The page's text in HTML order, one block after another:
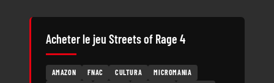
Acheter le jeu Streets of Rage 4
AMAZON FNAC CULTURA
MICROMANIA